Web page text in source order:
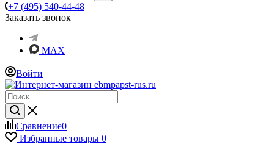
+7 (495) 540-44-48
Заказать звонок
MAX
Войти
Сравнение0
Избранные товары 0